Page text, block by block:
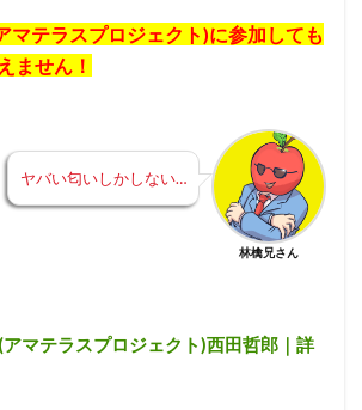
マテラスプロジェクト)に参加しても
ません！
ヤバい匂いしかしない…
林檎兄さん
アマテラスプロジェクト)西田哲郎｜詳